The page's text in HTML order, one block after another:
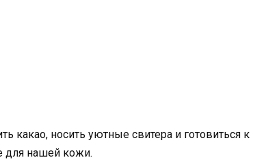
какао, носить уютные свитера и готовиться к
для нашей кожи.